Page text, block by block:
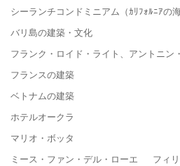
シーランチコンドミニアム（ｶﾘﾌｫﾙﾆｱの
バリ島の建築・文化
フランク・ロイド・ライト、アントニン
フランスの建築
ベトナムの建築
ホテルオークラ
マリオ・ボッタ
ミース・ファン・デル・ローエ フィ